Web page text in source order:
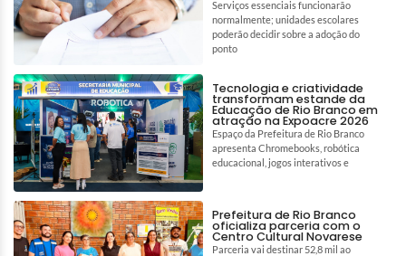
Serviços essenciais funcionarão
normalmente; unidades escolares
poderão decidir sobre a adoção do
ponto
Tecnologia e criatividade
transformam estande da
Educação de Rio Branco em
atração na Expoacre 2026
Espaço da Prefeitura de Rio Branco
apresenta Chromebooks, robótica
educacional, jogos interativos e
Prefeitura de Rio Branco
oficializa parceria com o
Centro Cultural Novarese
Parceria vai destinar 52,8 mil ao